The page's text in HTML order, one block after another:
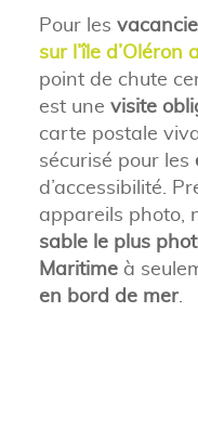
Pour les
sur l’île
point de chute
est une visite
carte postale
sécurisé pour les
d’accessibilité.
appareils photo,
sable le plus
Maritimeà
en bord de mer.